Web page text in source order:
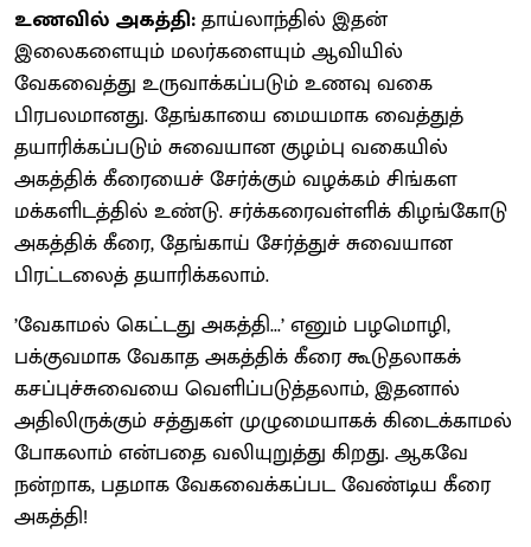
உணவில் அகத்தி:தாய்லாந்தில் இதன்
இலைகளையும் மலர்களையும் ஆவியில்
வேகவைத்து உருவாக்கப்படும் உணவு வகை
பிரபலமானது. தேங்காயை மையமாக வைத்துத்
தயாரிக்கப்படும் சுவையான குழம்பு வகையில்
அகத்திக் கீரையைச் சேர்க்கும் வழக்கம் சிங்கள
மக்களிடத்தில் உண்டு. சர்க்கரைவள்ளிக் கிழங்கோடு
அகத்திக் கீரை, தேங்காய் சேர்த்துச் சுவையான
பிரட்டலைத் தயாரிக்கலாம்.
’வேகாமல் கெட்டது அகத்தி...’ எனும் பழமொழி,
பக்குவமாக வேகாத அகத்திக் கீரை கூடுதலாகக்
கசப்புச்சுவையை வெளிப்படுத்தலாம், இதனால்
அதிலிருக்கும் சத்துகள் முழுமையாகக் கிடைக்காமல்
போகலாம் என்பதை வலியுறுத்து கிறது. ஆகவே
நன்றாக, பதமாக வேகவைக்கப்பட வேண்டிய கீரை
அகத்தி!